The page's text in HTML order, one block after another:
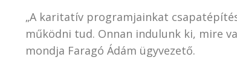
„A karitatív programjainkat
működni tud. Onnan indulunk ki, mire
mondja Faragó Ádám ügyvezető.